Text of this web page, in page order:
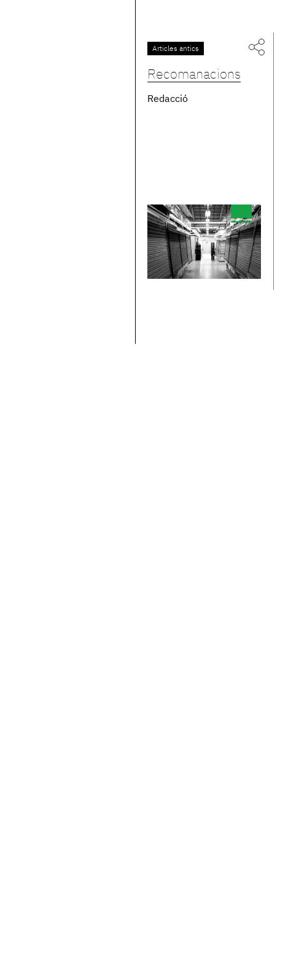
Articles antics
Recomanacions
Redacció